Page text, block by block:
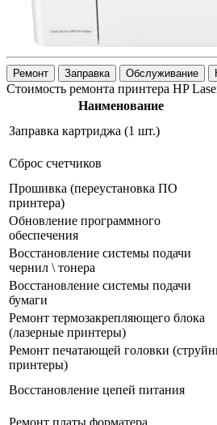
Ремонт Заправка Обслуживание
Стоимость ремонта принтера HP
Наименование
Заправка картриджа (1 шт.)
Сброс счетчиков
Прошивка (переустановка ПО
принтера)
Обновление программного
обеспечения
Восстановление системы подачи
чернил \ тонера
Восстановление системы подачи
бумаги
Ремонт термозакрепляющего блока
(лазерные принтеры)
Ремонт печатающей головки
принтеры)
Восстановление цепей питания
Ремонт платы форматера